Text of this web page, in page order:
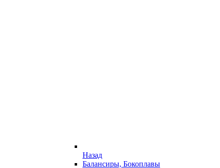
Назад
Балансиры, Бокоплавы